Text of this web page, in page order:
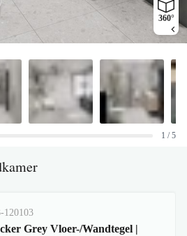
360°
1 / 5
120103
Grey Vloer-/Wandtegel |